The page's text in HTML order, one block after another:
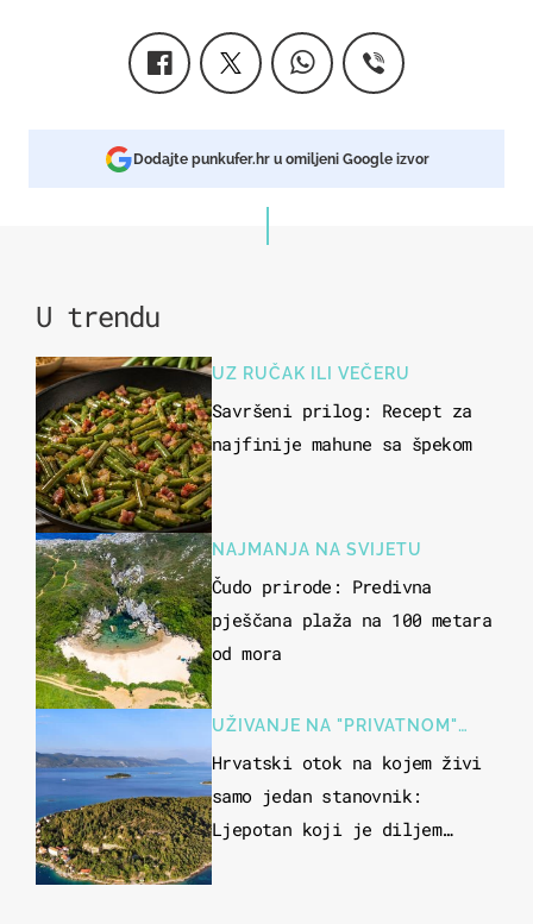
Dodajte punkufer.hr u omiljeni Google izvor
U trendu
UZ RUČAK ILI VEČERU
Savršeni prilog: Recept za
najfinije mahune sa špekom
NAJMANJA NA SVIJETU
Čudo prirode: Predivna
pješčana plaža na 100 metara
od mora
UŽIVANJE NA "PRIVATNOM"
OTOKU
Hrvatski otok na kojem živi
samo jedan stanovnik:
Ljepotan koji je diljem